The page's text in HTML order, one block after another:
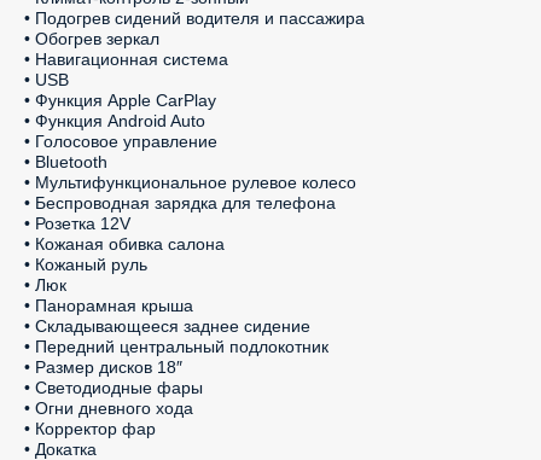
• Подогрев сидений водителя и пассажира
• Обогрев зеркал
• Навигационная система
• USB
• Функция Apple CarPlay
• Функция Android Auto
• Голосовое управление
• Bluetooth
• Мультифункциональное рулевое колесо
• Беспроводная зарядка для телефона
• Розетка 12V
• Кожаная обивка салона
• Кожаный руль
• Люк
• Панорамная крыша
• Складывающееся заднее сидение
• Передний центральный подлокотник
• Размер дисков 18″
• Светодиодные фары
• Огни дневного хода
• Корректор фар
• Докатка